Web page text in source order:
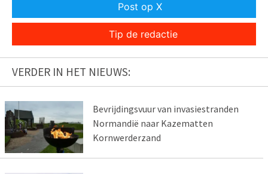
Post op X
Tip de redactie
VERDER IN HET NIEUWS:
Bevrijdingsvuur van invasiestranden
Normandië naar Kazematten
Kornwerderzand